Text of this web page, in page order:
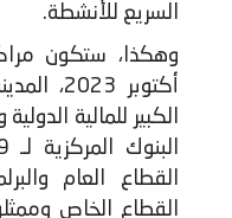
السريع للأنشطة.
أكتوبر
الكبير للمالية
القطاع العام
القطاع الخاص